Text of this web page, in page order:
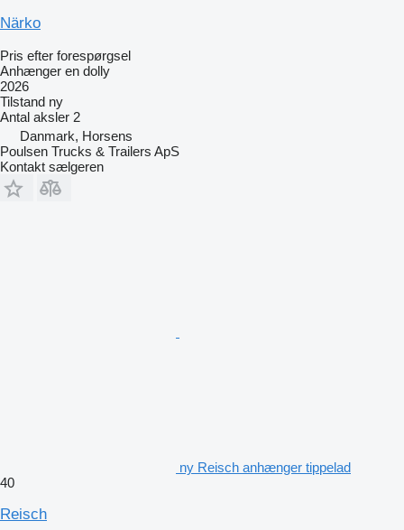
Närko
Pris efter forespørgsel
Anhænger en dolly
2026
Tilstand ny
Antal aksler 2
Danmark, Horsens
Poulsen Trucks & Trailers ApS
Kontakt sælgeren
ny Reisch anhænger tippelad
40
Reisch